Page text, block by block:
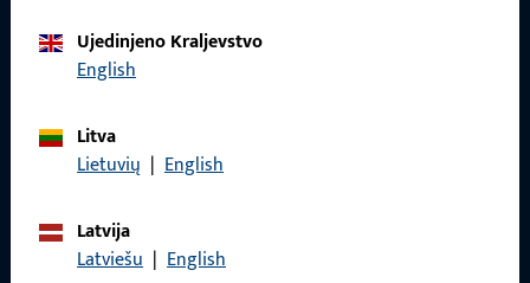
Obratite nam se
Ujedinjeno Kraljevstvo
English
Litva
Lietuvių | English
Latvija
Latviešu | English